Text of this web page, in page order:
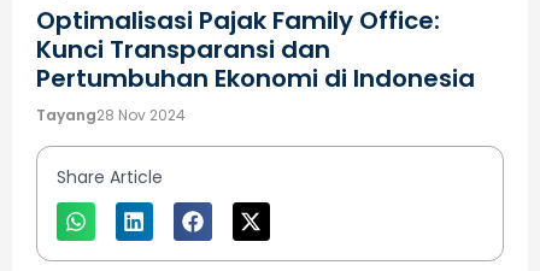
Optimalisasi Pajak Family Office:
Kunci Transparansi dan
Pertumbuhan Ekonomi di Indonesia
Tayang28 Nov 2024
Share Article